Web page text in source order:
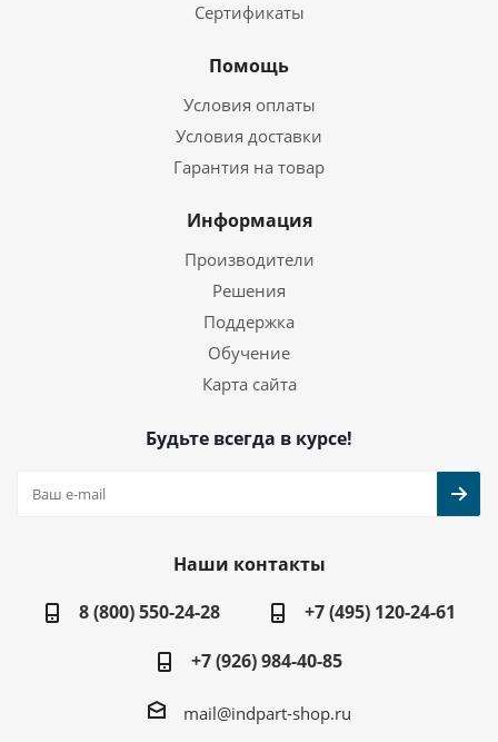
Сертификаты
Помощь
Условия оплаты
Условия доставки
Гарантия на товар
Информация
Производители
Решения
Поддержка
Обучение
Карта сайта
Будьте всегда в курсе!
Наши контакты
8 (800) 550-24-28
+7 (495) 120-24-61
+7 (926) 984-40-85
mail@indpart-shop.ru